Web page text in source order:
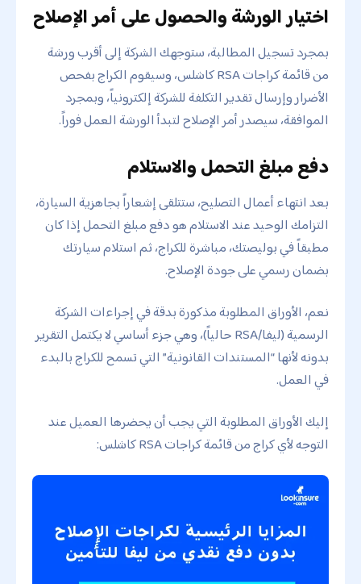
اختيار الورشة والحصول على أمر الإصلاح
بمجرد تسجيل المطالبة، ستوجهك الشركة إلى أقرب ورشة
من قائمة كراجات RSA كاشلس، وسيقوم الكراج بفحص
الأضرار وإرسال تقدير التكلفة للشركة إلكترونياً، وبمجرد
الموافقة، سيصدر أمر الإصلاح لتبدأ الورشة العمل فوراً.
دفع مبلغ التحمل والاستلام
بعد انتهاء أعمال التصليح، ستتلقى إشعاراً بجاهزية السيارة،
التزامك الوحيد عند الاستلام هو دفع مبلغ التحمل إذا كان
مطبقاً في بوليصتك، مباشرة للكراج، ثم استلام سيارتك
بضمان رسمي على جودة الإصلاح.
نعم، الأوراق المطلوبة مذكورة بدقة في إجراءات الشركة
الرسمية (ليفا/RSA حالياً)، وهي جزء أساسي لا يكتمل التقرير
بدونه لأنها “المستندات القانونية” التي تسمح للكراج بالبدء
في العمل.
إليك الأوراق المطلوبة التي يجب أن يحضرها العميل عند
التوجه لأي كراج من قائمة كراجات RSA كاشلس: